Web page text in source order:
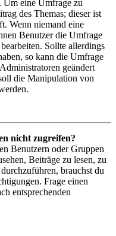
Um eine Umfrage zu
des Themas; dieser ist
Wenn niemand eine
Benutzer die Umfrage
Sollte allerdings
so kann die Umfrage
geändert
die Manipulation von
nicht zugreifen?
Benutzern oder Gruppen
Beiträge zu lesen, zu
brauchst du
Frage einen
entsprechenden